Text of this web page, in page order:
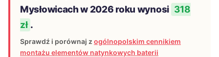
Mysłowicach w 2026 roku wynosi 318
zł .
Sprawdź i porównaj z ogólnopolskim cennikiem
montażu elementów natynkowych baterii